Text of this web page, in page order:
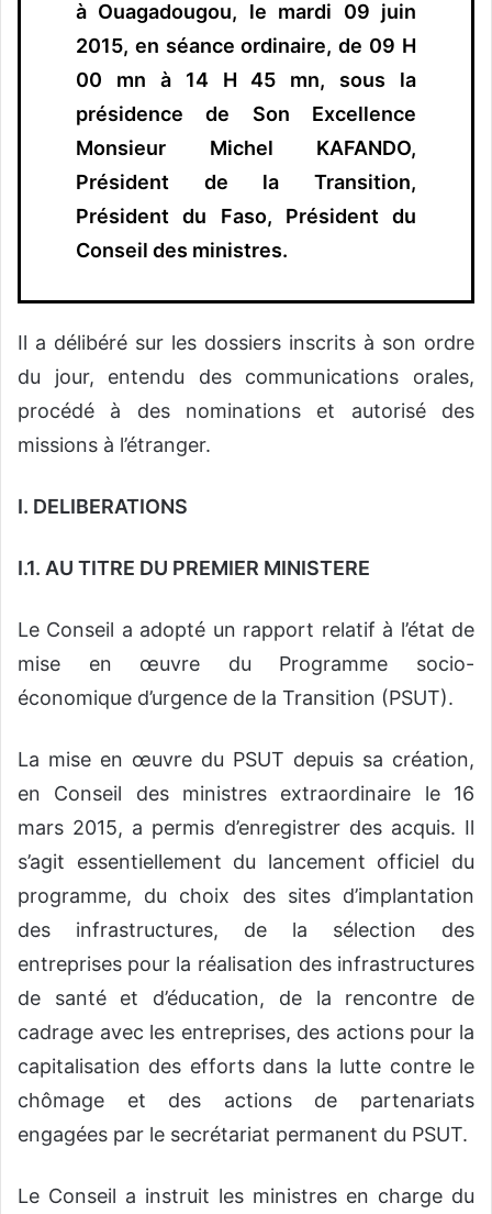
à Ouagadougou, le mardi 09 juin
2015, en séance ordinaire, de 09 H
00 mn à 14 H 45 mn, sous la
présidence de Son Excellence
Monsieur Michel KAFANDO,
Président de la Transition,
Président du Faso, Président du
Conseil des ministres.
Il a délibéré sur les dossiers inscrits à son ordre
du jour, entendu des communications orales,
procédé à des nominations et autorisé des
missions à l’étranger.
I. DELIBERATIONS
I.1. AU TITRE DU PREMIER MINISTERE
Le Conseil a adopté un rapport relatif à l’état de
mise en œuvre du Programme socio-
économique d’urgence de la Transition (PSUT).
La mise en œuvre du PSUT depuis sa création,
en Conseil des ministres extraordinaire le 16
mars 2015, a permis d’enregistrer des acquis. Il
s’agit essentiellement du lancement officiel du
programme, du choix des sites d’implantation
des infrastructures, de la sélection des
entreprises pour la réalisation des infrastructures
de santé et d’éducation, de la rencontre de
cadrage avec les entreprises, des actions pour la
capitalisation des efforts dans la lutte contre le
chômage et des actions de partenariats
engagées par le secrétariat permanent du PSUT.
Le Conseil a instruit les ministres en charge du